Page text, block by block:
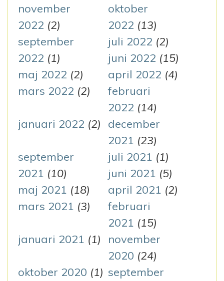
november
2022 (2)
oktober
2022 (13)
september
2022 (1)
juli 2022 (2)
juni 2022 (15)
maj 2022 (2) april 2022 (4)
mars 2022 (2)
februari
2022 (14)
januari 2022 (2)
december
2021 (23)
september
2021 (10)
juli 2021 (1)
juni 2021 (5)
maj 2021 (18) april 2021 (2)
mars 2021 (3)
februari
2021 (15)
januari 2021 (1)
november
2020 (24)
oktober 2020 (1) september